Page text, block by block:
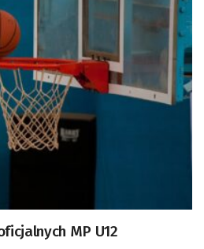
MP U12